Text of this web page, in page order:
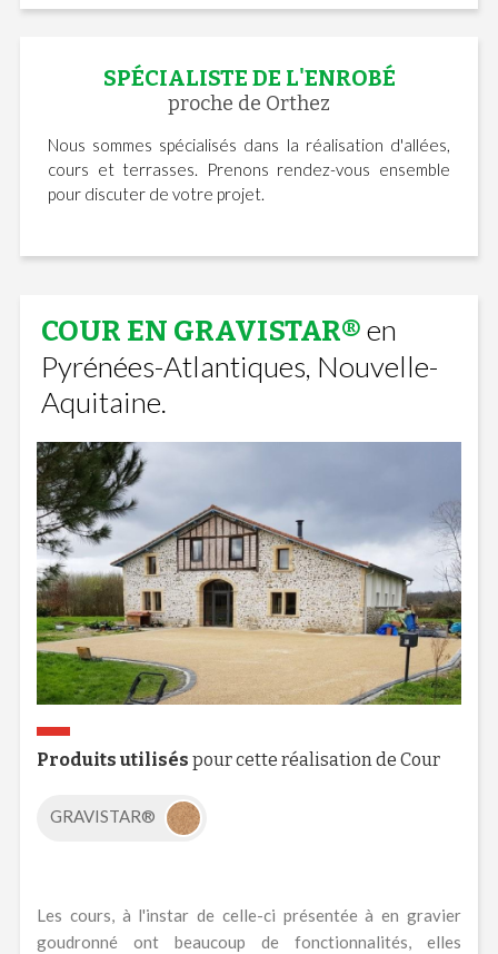
SPÉCIALISTE DE L'ENROBÉ
proche de Orthez
Nous sommes spécialisés dans la réalisation d'allées,
cours et terrasses. Prenons rendez-vous ensemble
pour discuter de votre projet.
COUR EN GRAVISTAR®en
Pyrénées-Atlantiques, Nouvelle-
Aquitaine.
Produits utilisés pour cette réalisation de Cour
GRAVISTAR®
Les cours, à l'instar de celle-ci présentée à en gravier
goudronné ont beaucoup de fonctionnalités, elles